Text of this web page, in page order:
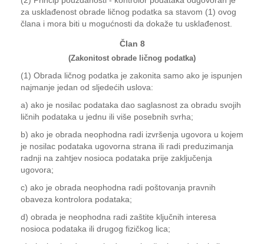
za usklađenost obrade ličnog podatka sa stavom (1) ovog
člana i mora biti u mogućnosti da dokaže tu usklađenost.
Član 8
(Zakonitost obrade ličnog podatka)
(1) Obrada ličnog podatka je zakonita samo ako je ispunjen
najmanje jedan od sljedećih uslova:
a) ako je nosilac podataka dao saglasnost za obradu svojih
ličnih podataka u jednu ili više posebnih svrha;
b) ako je obrada neophodna radi izvršenja ugovora u kojem
je nosilac podataka ugovorna strana ili radi preduzimanja
radnji na zahtjev nosioca podataka prije zaključenja
ugovora;
c) ako je obrada neophodna radi poštovanja pravnih
obaveza kontrolora podataka;
d) obrada je neophodna radi zaštite ključnih interesa
nosioca podataka ili drugog fizičkog lica;